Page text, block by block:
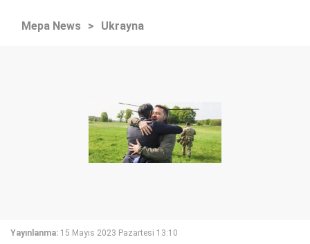
Mepa News > Ukrayna
Yayınlanma: 15 Mayıs 2023 Pazartesi 13:10